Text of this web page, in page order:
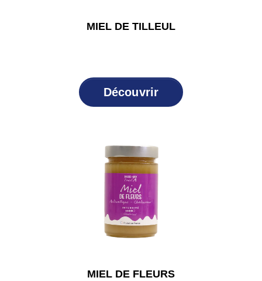
MIEL DE TILLEUL
Découvrir
MIEL DE FLEURS